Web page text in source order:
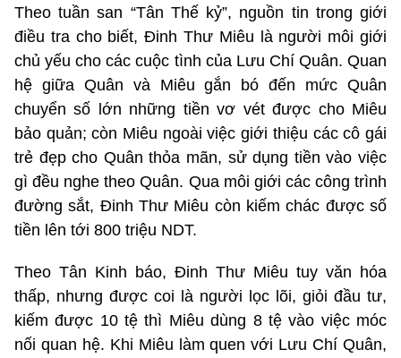
Theo tuần san “Tân Thế kỷ”, nguồn tin trong giới
điều tra cho biết, Đinh Thư Miêu là người môi giới
chủ yếu cho các cuộc tình của Lưu Chí Quân. Quan
hệ giữa Quân và Miêu gắn bó đến mức Quân
chuyển số lớn những tiền vơ vét được cho Miêu
bảo quản; còn Miêu ngoài việc giới thiệu các cô gái
trẻ đẹp cho Quân thỏa mãn, sử dụng tiền vào việc
gì đều nghe theo Quân. Qua môi giới các công trình
đường sắt, Đinh Thư Miêu còn kiếm chác được số
tiền lên tới 800 triệu NDT.
Theo Tân Kinh báo, Đinh Thư Miêu tuy văn hóa
thấp, nhưng được coi là người lọc lõi, giỏi đầu tư,
kiếm được 10 tệ thì Miêu dùng 8 tệ vào việc móc
nối quan hệ. Khi Miêu làm quen với Lưu Chí Quân,